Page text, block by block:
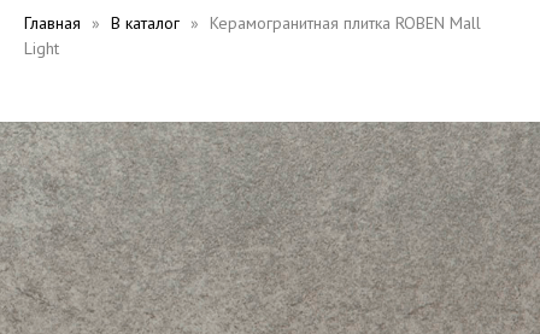
Главная В каталог
Керамогранитная плитка ROBEN Mall
Light